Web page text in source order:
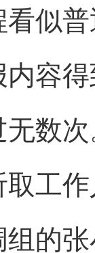
看似
容
无数
取工
组的